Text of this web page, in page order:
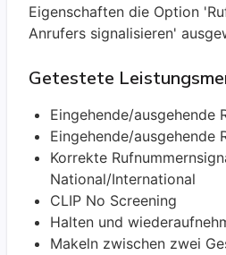
Eigenschaften die Option
Anrufers signalisieren'
Getestete
Eingehende/ausgehende
Eingehende/ausgehende
Korrekte
National/International
CLIP No Screening
Halten und
Makeln zwischen zwei